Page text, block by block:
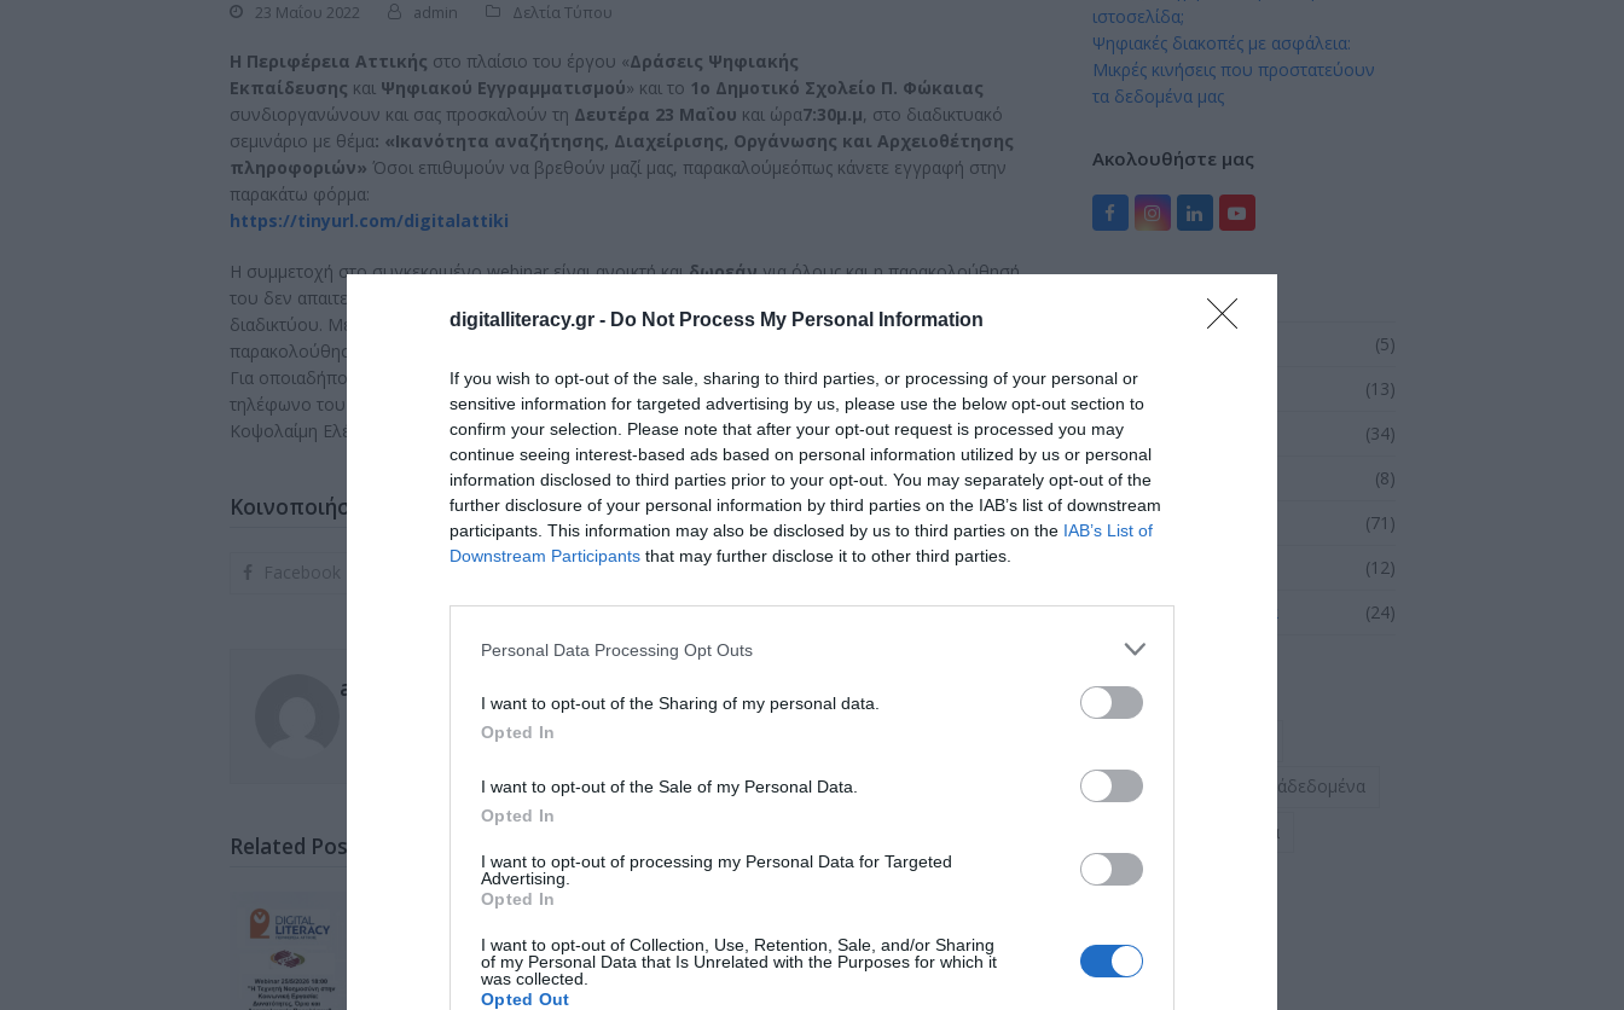
digitalliteracy.gr - Do Not Process My Personal Information
If you wish to opt-out of the sale, sharing to third parties, or processing of your personal or
sensitive information for targeted advertising by us, please use the below opt-out section to
confirm your selection. Please note that after your opt-out request is processed you may
continue seeing interest-based ads based on personal information utilized by us or personal
information disclosed to third parties prior to your opt-out. You may separately opt-out of the
further disclosure of your personal information by third parties on the IAB’s list of downstream
participants. This information may also be disclosed by us to third parties on the IAB’s List of
Downstream Participants that may further disclose it to other third parties.
Personal Data Processing Opt Outs
I want to opt-out of the Sharing of my personal data.
Opted In
I want to opt-out of the Sale of my Personal Data.
Opted In
I want to opt-out of processing my Personal Data for Targeted
Advertising.
Opted In
I want to opt-out of Collection, Use, Retention, Sale, and/or Sharing
of my Personal Data that Is Unrelated with the Purposes for which it
was collected.
Opted Out
23 Μαΐου 2022 admin Δελτία Τύπου
Η Περιφέρεια Αττικής στο πλαίσιο του έργου «Δράσεις Ψηφιακής
Εκπαίδευσης και Ψηφιακού Εγγραμματισμού» και το 1ο Δημοτικό Σχολείο Π. Φώκαιας
συνδιοργανώνουν και σας προσκαλούν τη Δευτέρα 23 Μαΐου και ώρα7:30μ.μ, στο διαδικτυακό
σεμινάριο με θέμα: «Ικανότητα αναζήτησης, Διαχείρισης, Οργάνωσης και Αρχειοθέτησης
πληροφοριών» Όσοι επιθυμούν να βρεθούν μαζί μας, παρακαλούμεόπως κάνετε εγγραφή στην
παρακάτω φόρμα:
https://tinyurl.com/digitalattiki
H συμμετοχή στο συγκεκριμένο webinar είναι ανοικτή καιδωρεάνγια όλους και η παρακολούθησή
του δεν απαιτεί καμία προηγούμενη γνώση, εμπειρία ή εξοικείωση του συμμετέχοντα σε θέματα
διαδικτύου. Με την ολοκλήρωση του webinar οι συμμετέχοντες θα λάβουν σχετική βεβαίωση
παρακολούθησης, εφόσον το επιθυμούν.
Για οποιαδήποτε πληροφορία μπορείτε να επικοινωνείτε στοmail@dim-p-fokaias.att.sch.grή στο
τηλέφωνο του σχολείου 2291036283 (υπεύθυνη εκπαιδευτικός της δράσης στο σχολείο η κα
Κοψολαίμη Ελένη).
Κοινοποιήστε το
Facebook
admin
Related Posts
ιστοσελίδα;
Ψηφιακές διακοπές με ασφάλεια:
Μικρές κινήσεις που προστατεύουν
τα δεδομένα μας
Ακολουθήστε μας
FacebookInstagram
LinkedInYouTube
(5)
Γνωρίζατε ότι …
(13)
Δελτία Τύπου
(34)
Οδηγός βήμα-βήμα
(8)
Σεμινάρια
(71)
(12)
Ψηφιακή Επικαιρότητα
(24)
Ετικέτες
απόρρητο&προσωπικάδεδομένα
ασφάλεια&προστασία